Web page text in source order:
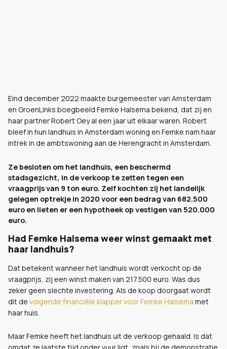
Eind december 2022 maakte burgemeester van Amsterdam
en GroenLinks boegbeeld Femke Halsema bekend, dat zij en
haar partner Robert Oey al een jaar uit elkaar waren. Robert
bleef in hun landhuis in Amsterdam woning en Femke nam haar
intrek in de ambtswoning aan de Herengracht in Amsterdam.
Ze besloten om het landhuis, een beschermd
stadsgezicht, in de verkoop te zetten tegen een
vraagprijs van 9 ton euro. Zelf kochten zij het landelijk
gelegen optrekje in 2020 voor een bedrag van 682.500
euro en lieten er een hypotheek op vestigen van 520.000
euro.
Had Femke Halsema weer winst gemaakt met
haar landhuis?
Dat betekent wanneer het landhuis wordt verkocht op de
vraagprijs, zij een winst maken van 217.500 euro. Was dus
zeker geen slechte investering. Als de koop doorgaat wordt
dit de volgende financiële klapper voor Femke Halsema met
haar huis.
Maar Femke heeft het landhuis uit de verkoop gehaald. Is dat